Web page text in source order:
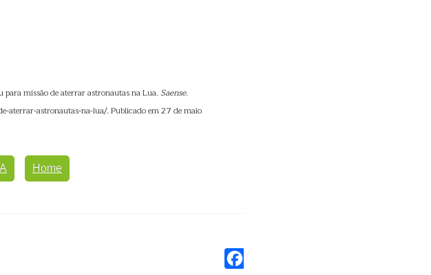
missão de aterrar astronautas na Lua. Saense.
aterrar-astronautas-na-lua/. Publicado em 27 de maio
Home